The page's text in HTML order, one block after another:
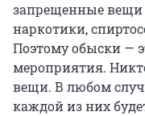
запрещенные вещи
наркотики,
Поэтому обыски —
мероприятия.
вещи. В любом
каждой из них